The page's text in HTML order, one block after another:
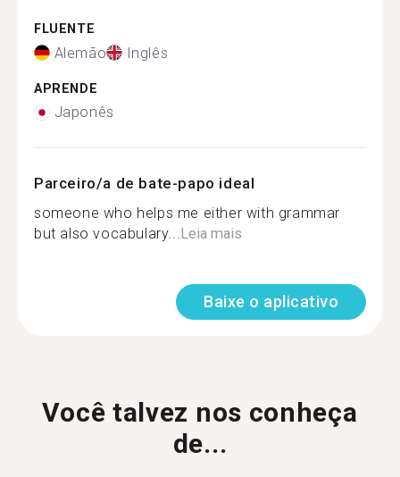
FLUENTE
Alemão Inglês
APRENDE
Japonês
Parceiro/a de bate-papo ideal
someone who helps me either with grammar
but also vocabulary...Leia mais
Baixe o aplicativo
Você talvez nos conheça
de...